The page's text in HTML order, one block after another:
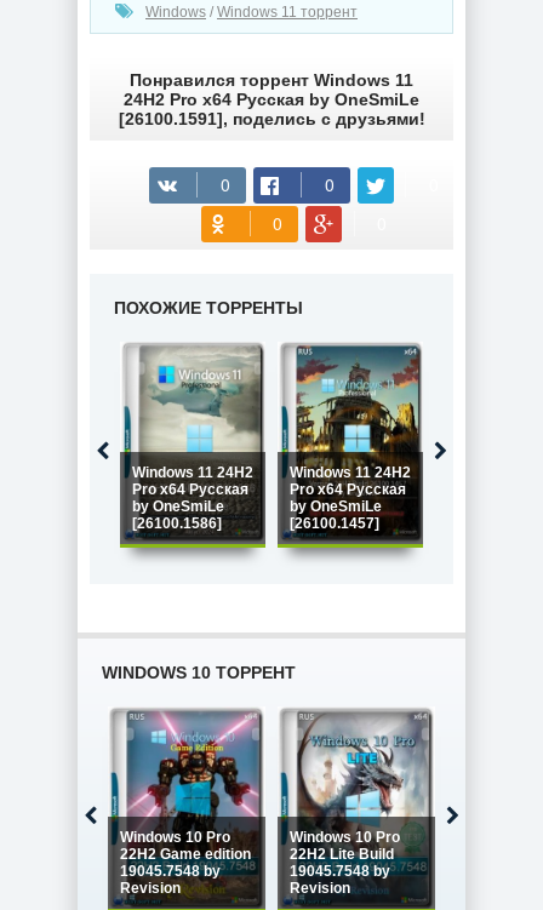
Windows / Windows 11 торрент
Понравился торрент Windows 11
24H2 Pro x64 Русская by OneSmiLe
[26100.1591], поделись с друзьями!
ПОХОЖИЕ ТОРРЕНТЫ
Windows 11 24H2
Pro x64 Русская
by OneSmiLe
[26100.1586]
Windows 11 24H2
Pro x64 Русская
by OneSmiLe
[26100.1457]
WINDOWS 10 ТОРРЕНТ
Windows 10 Pro
22H2 Game edition
19045.7548 by
Revision
Windows 10 Pro
22H2 Lite Build
19045.7548 by
Revision